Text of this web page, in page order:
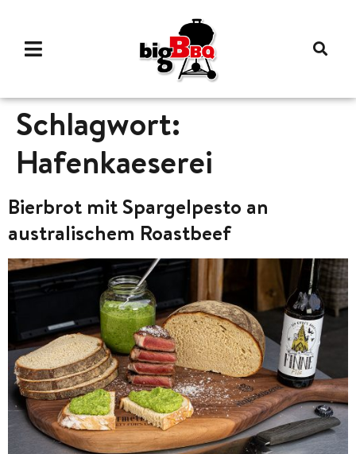
Schlagwort:
Hafenkaeserei
Bierbrot mit Spargelpesto an
australischem Roastbeef